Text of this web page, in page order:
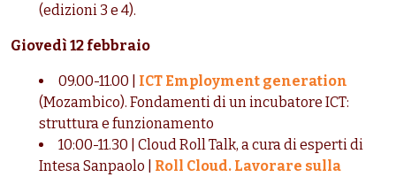
(edizioni 3 e 4).
Giovedì 12 febbraio
09.00-11.00 | ICT Employment generation
(Mozambico). Fondamenti di un incubatore ICT:
struttura e funzionamento
10:00-11.30 | Cloud Roll Talk, a cura di esperti di
Intesa Sanpaolo | Roll Cloud. Lavorare sulla